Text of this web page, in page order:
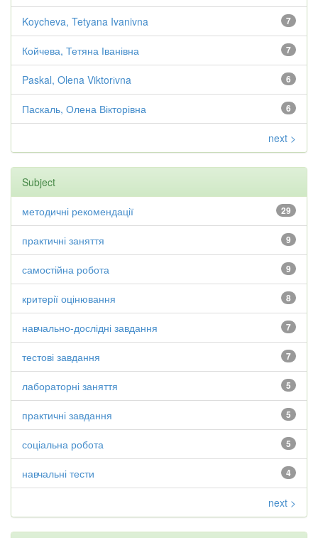
7
Koycheva, Tetyana Ivanivna
7
Койчева, Тетяна Іванівна
6
Paskal, Olena Viktorіvna
6
Паскаль, Олена Вікторівна
next >
Subject
29
методичні рекомендації
9
практичні заняття
9
самостійна робота
8
критерії оцінювання
7
навчально-дослідні завдання
7
тестові завдання
5
лабораторні заняття
5
практичні завдання
5
соціальна робота
4
навчальні тести
next >